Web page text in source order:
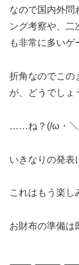
なので国内外
ング考察や、二
も非常に多いゲ
折角なのでこの
が、どうでしょ
……ね？(/ω・＼
いきなりの発表
これはもう楽し
お財布の準備は